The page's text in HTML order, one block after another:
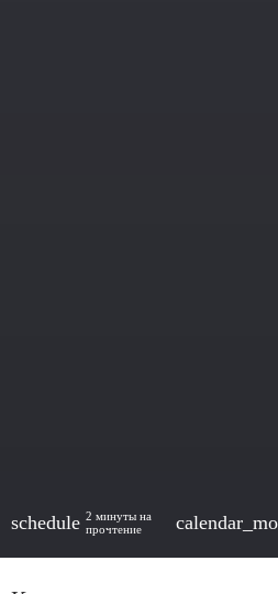
schedule 2 минуты на
прочтение